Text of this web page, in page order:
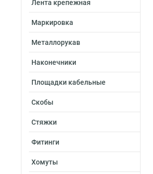
Лента крепежная
Маркировка
Металлорукав
Наконечники
Площадки кабельные
Скобы
Стяжки
Фитинги
Хомуты